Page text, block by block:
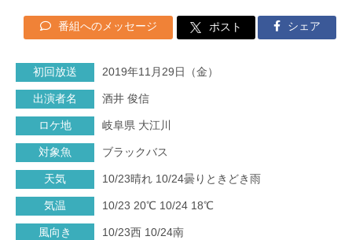
番組へのメッセージ ポスト シェア
初回放送 2019年11月29日（金）
出演者名 酒井 俊信
ロケ地 岐阜県 大江川
対象魚 ブラックバス
天気 10/23晴れ 10/24曇りときどき雨
気温 10/23 20℃ 10/24 18℃
風向き 10/23西 10/24南